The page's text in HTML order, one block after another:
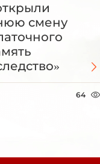
смену
64